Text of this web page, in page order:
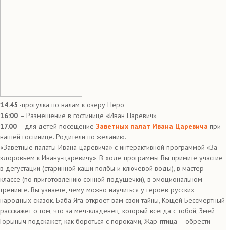
14.45 -прогулка по валам к озеру Неро
16:00 – Размещение в гостинице «Иван Царевич»
17.00 – для детей посещение Заветных палат Ивана Царевича при
нашей гостинице. Родители по желанию.
«Заветные палаты Ивана-царевича» с интерактивной программой «За
здоровьем к Ивану-царевичу». В ходе программы Вы примите участие
в дегустации (старинной каши полбы и ключевой воды), в мастер-
классе (по приготовлению сонной подушечки), в эмоциональном
тренинге. Вы узнаете, чему можно научиться у героев русских
народных сказок. Баба Яга откроет вам свои тайны, Кощей Бессмертный
расскажет о том, что за меч-кладенец, который всегда с тобой, Змей
Горыныч подскажет, как бороться с пороками, Жар-птица – обрести